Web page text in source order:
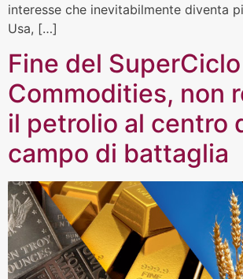
interesse che inevitabilmente diventa
Usa, […]
Fine del
Commodities, non
il petrolio al centro
campo di battaglia